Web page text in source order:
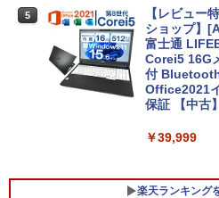
5
【レビュー
ショップ】
富士通
Corei5 16G
付
Office2021
保証 【中古】
￥39,999
楽天ランキング